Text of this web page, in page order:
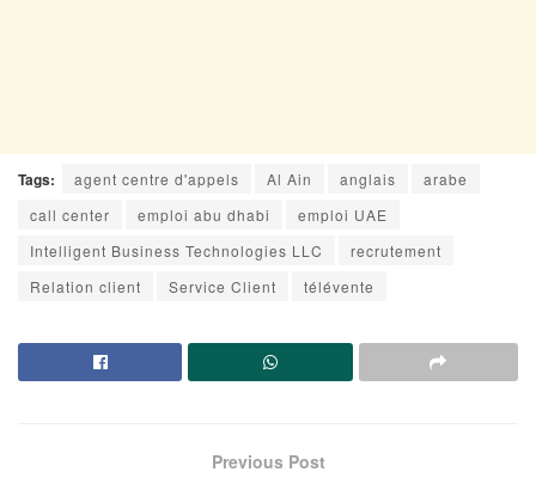
Tags: agent centre d'appels Al Ain anglais
arabe
call center
emploi abu dhabi
emploi UAE
Intelligent Business Technologies LLC
recrutement
Relation client
Service Client télévente
Previous Post